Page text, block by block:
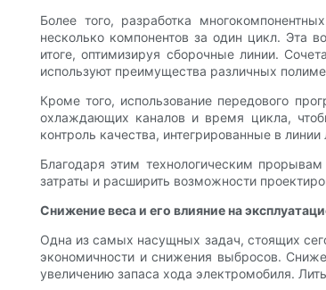
Более того, разработка
несколько компонентов за один цикл. Эта
итоге, оптимизируя сборочные линии.
используют преимущества различных
Кроме того, использование передового
охлаждающих каналов и время цикла,
контроль качества, интегрированные в
Благодаря этим технологическим
затраты и расширить возможности
Снижение веса и его влияние на
Одна из самых насущных задач, стоящих
экономичности и снижения выбросов.
увеличению запаса хода электромобиля.